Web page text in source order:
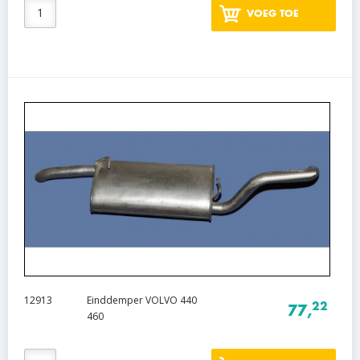
VOEG TOE
12913
Einddemper VOLVO 440
460
77,22